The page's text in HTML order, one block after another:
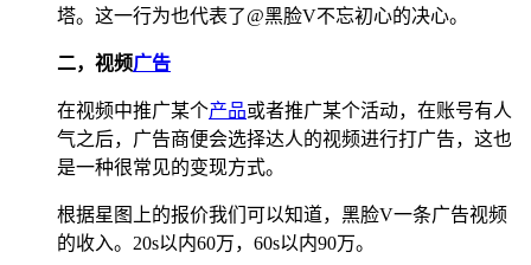
塔。这一行为也代表了@黑脸V不忘初心的决心。
二，视频广告
在视频中推广某个产品或者推广某个活动，在账号有人
气之后，广告商便会选择达人的视频进行打广告，这也
是一种很常见的变现方式。
根据星图上的报价我们可以知道，黑脸V一条广告视频
的收入。20s以内60万，60s以内90万。